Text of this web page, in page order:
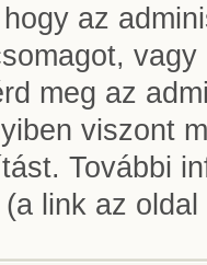
az
meg az
viszont
További
link az